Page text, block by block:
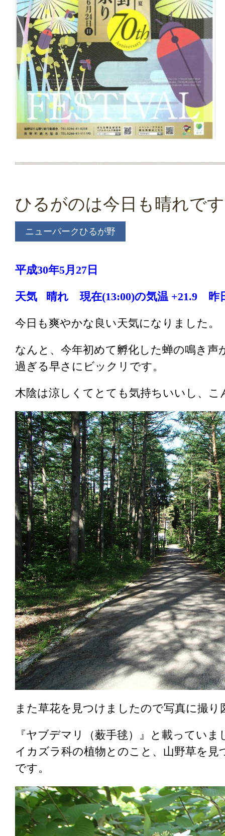
ひるがのは今日も晴れです
ニューパークひるが野
平成30年5月27日
天気 晴れ 現在(13:00)の気温 +21.9 昨
今日も爽やかな良い天気になりました。
なんと、今年初めて孵化した蝉の鳴き
過ぎる早さにビックリです。
木陰は涼しくてとても気持ちいいし、
また草花を見つけましたので写真に撮
『ヤブデマリ（薮手毬）』と載ってい
イカズラ科の植物とのこと、山野草を
です。